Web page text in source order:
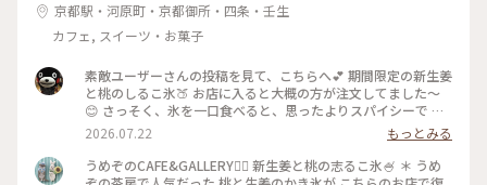
京都駅・河原町・京都御所・四条・壬生
カフェ, スイーツ・お菓子
素敵ユーザーさんの投稿を見て、こちらへ💕 期間限定の新生姜
と桃のしるこ氷🍑 お店に入ると大概の方が注文してました〜
😊 さっそく、氷を一口食べると、思ったよりスパイシーで 生
姜の風味が口いっぱい広がります🥰 氷で生姜…はじめて…！
桃も程よい量で、食べ進めると下には、こし餡！ だから、し
るこなんですね〜🤔 頼んだ時は、何でだろうと思ったけど、な
るほど〜です😘 この後も、山鉾巡りなので、あっという間に
2026.07.22
もっとみる
うめぞのCAFE&GALLERY🏳️‍🌈 新生姜と桃の志るこ氷🍧 ＊ うめ